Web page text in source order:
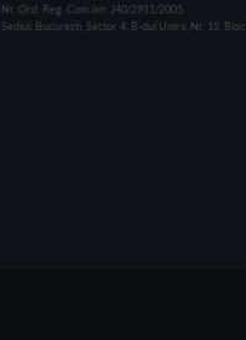
Nr. Ord. Reg. Com./an: J40/2911/2005
Sediul: Bucuresti, Sector 4, B-dul Unirii, Nr. 15,